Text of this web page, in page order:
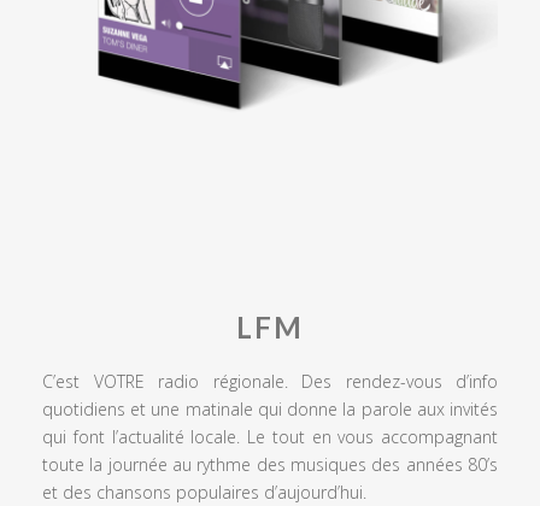
LFM
C’est VOTRE radio régionale. Des rendez-vous d’info
quotidiens et une matinale qui donne la parole aux invités
qui font l’actualité locale. Le tout en vous accompagnant
toute la journée au rythme des musiques des années 80’s
et des chansons populaires d’aujourd’hui.